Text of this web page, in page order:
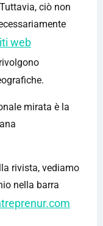
ciò non
web
mirata è la
rivista, vediamo
nella barra